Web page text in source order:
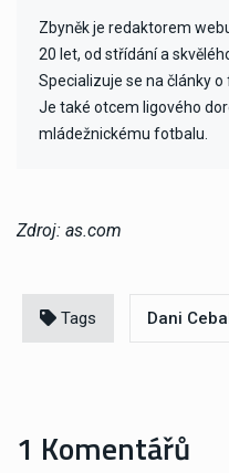
Zbyněk je redaktorem
20 let, od střídání a
Specializuje se na články o
Je také otcem ligového
mládežnickému fotbalu.
Zdroj: as.com
Tags Dani
1 Komentářů